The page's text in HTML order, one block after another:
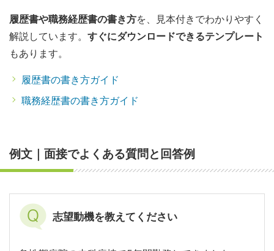
履歴書や職務経歴書の書き方を、見本付きでわかりやすく
解説しています。 すぐにダウンロードできるテンプレート
もあります。
履歴書の書き方ガイド
職務経歴書の書き方ガイド
例文｜面接でよくある質問と回答例
志望動機を教えてください